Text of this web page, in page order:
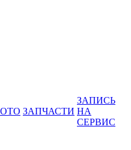
ЗАПЧАСТИ
ЗАПИСЬ
НА
СЕРВИС